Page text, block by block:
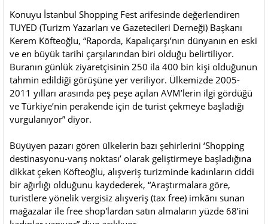
Konuyu İstanbul Shopping Fest arifesinde değerlendiren
TUYED (Turizm Yazarları ve Gazetecileri Derneği) Başkanı
Kerem Köfteoğlu, “Raporda, Kapalıçarşı’nın dünyanın en eski
ve en büyük tarihi çarşılarından biri olduğu belirtiliyor.
Buranın günlük ziyaretçisinin 250 ila 400 bin kişi olduğunun
tahmin edildiği görüşüne yer veriliyor. Ülkemizde 2005-
2011 yılları arasında peş peşe açılan AVM’lerin ilgi gördüğü
ve Türkiye’nin perakende için de turist çekmeye başladığı
vurgulanıyor” diyor.
Büyüyen pazarı gören ülkelerin bazı şehirlerini ‘Shopping
destinasyonu-varış noktası’ olarak geliştirmeye başladığına
dikkat çeken Köfteoğlu, alışveriş turizminde kadınların ciddi
bir ağırlığı olduğunu kaydederek, “Araştırmalara göre,
turistlere yönelik vergisiz alışveriş (tax free) imkânı sunan
mağazalar ile free shop'lardan satın almaların yüzde 68’ini